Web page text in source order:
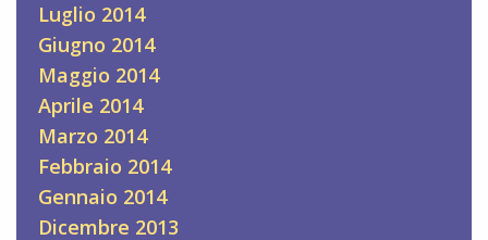
Luglio 2014
Giugno 2014
Maggio 2014
Aprile 2014
Marzo 2014
Febbraio 2014
Gennaio 2014
Dicembre 2013